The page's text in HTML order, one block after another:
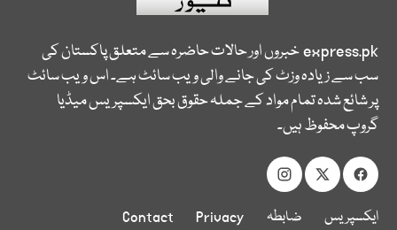
express.pkخبروں اور حالات حاضرہ سے متعلق پاکستان کی
سب سے زیادہ وزٹ کی جانے والی ویب سائٹ ہے۔ اس ویب سائٹ
پر شائع شدہ تمام مواد کے جملہ حقوق بحق ایکسپریس میڈیا
گروپ محفوظ ہیں۔
ایکسپریس ضابطہ Privacy
Contact